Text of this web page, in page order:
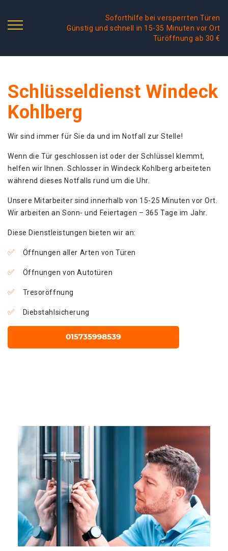
Soforthilfe bei versperrten Türen
Günstig und schnell in 15-35 Minuten vor Ort
Türöffnung ab 30 €
Schlüsseldienst Windeck
Kohlberg
Wir sind immer für Sie da und im Notfall zur Stelle!
Wenn die Tür geschlossen ist oder der Schlüssel klemmt,
helfen wir Ihnen. Schlosser in Windeck Kohlberg arbeiteten
während dieses Notfalls rund um die Uhr.
Unsere Mitarbeiter sind innerhalb von 15-25 Minuten vor Ort.
Wir arbeiten an Sonn- und Feiertagen – 365 Tage im Jahr.
Diese Dienstleistungen bieten wir an:
Öffnungen aller Arten von Türen
Öffnungen von Autotüren
Tresoröffnung
Diebstahlsicherung